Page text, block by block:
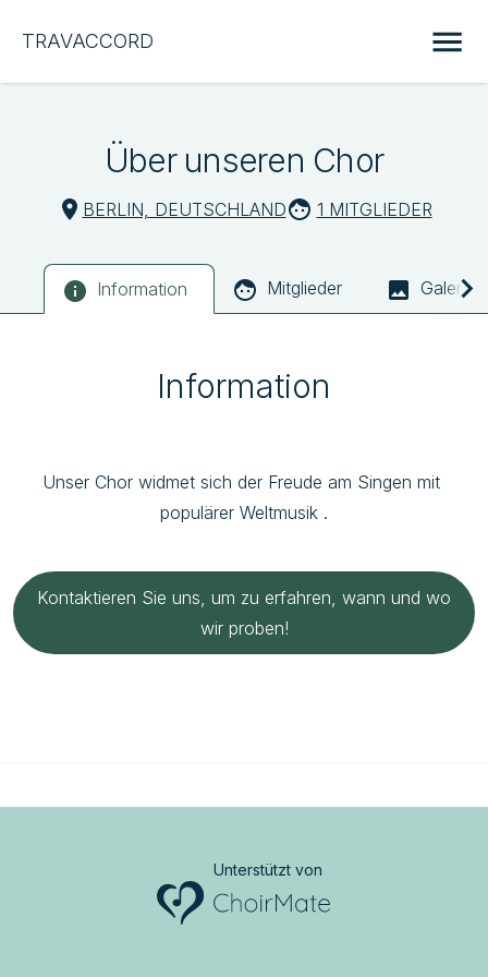
TRAVACCORD
Über unseren Chor
BERLIN, DEUTSCHLAND 1 MITGLIEDER
Information Mitglieder Galerie
Information
Kontaktieren Sie uns, um zu erfahren, wann und wo
wir proben!
Unser Chor widmet sich der Freude am Singen mit
populärer Weltmusik .
Unterstützt von